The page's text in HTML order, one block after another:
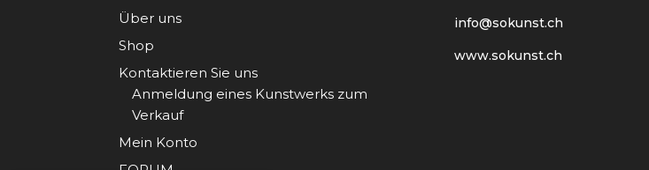
Über uns
Shop
Kontaktieren Sie uns
Anmeldung eines Kunstwerks zum
Verkauf
Mein Konto
info@sokunst.ch
www.sokunst.ch